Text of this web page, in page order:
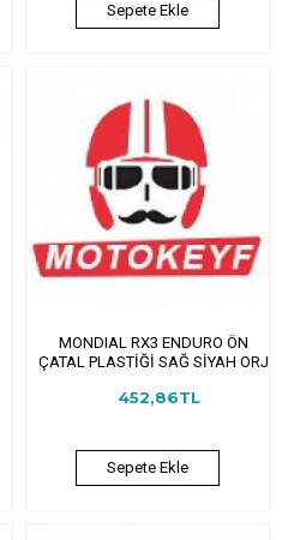
Sepete Ekle
MONDIAL RX3 ENDURO ÖN
ÇATAL PLASTİĞİ SAĞ SİYAH ORJ
452,86TL
Sepete Ekle